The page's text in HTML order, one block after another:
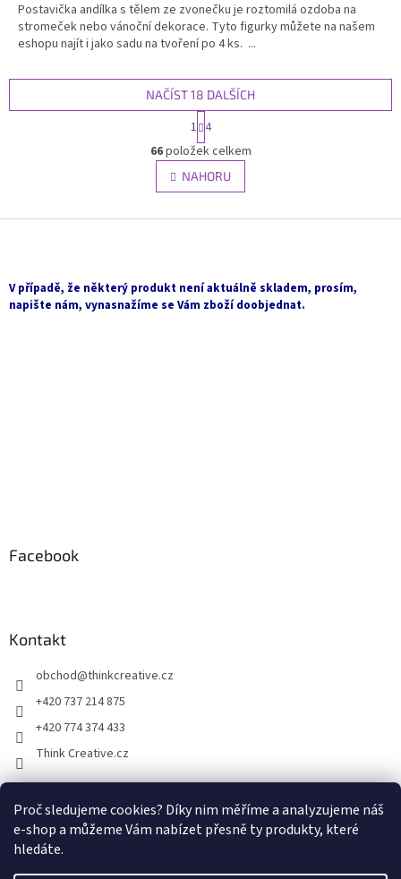
Proč sledujeme cookies? Díky nim měříme a analyzujeme náš
e-shop a můžeme Vám nabízet přesně ty produkty, které
hledáte.
Postavička andílka s tělem ze zvonečku je roztomilá ozdoba na
stromeček nebo vánoční dekorace. Tyto figurky můžete na našem
eshopu najít i jako sadu na tvoření po 4 ks. ...
O
v
l
á
p
r
v
NAČÍST 18 DALŠÍCH
t
r
á
n
k
v
1 4
66položek celkem
NAHORU
V případě, že některý produkt není aktuálně skladem, prosím,
napište nám, vynasnažíme se Vám zboží doobjednat.
Facebook
Kontakt
obchod@thinkcreative.cz
+420 737 214 875
+420 774 374 433
Think Creative.cz
Zboží.cz Heureka.cz Facebook